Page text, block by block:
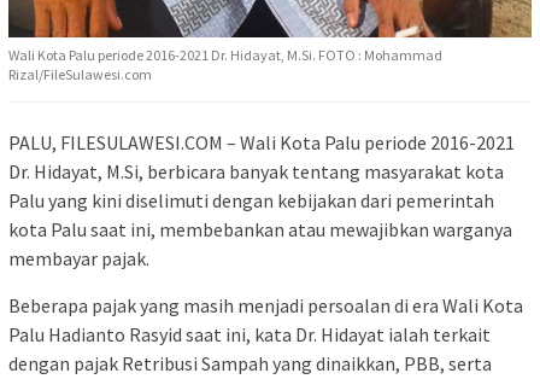
Wali Kota Palu periode 2016-2021 Dr. Hidayat, M.Si. FOTO : Mohammad
Rizal/FileSulawesi.com
PALU, FILESULAWESI.COM – Wali Kota Palu periode 2016-2021
Dr. Hidayat, M.Si, berbicara banyak tentang masyarakat kota
Palu yang kini diselimuti dengan kebijakan dari pemerintah
kota Palu saat ini, membebankan atau mewajibkan warganya
membayar pajak.
Beberapa pajak yang masih menjadi persoalan di era Wali Kota
Palu Hadianto Rasyid saat ini, kata Dr. Hidayat ialah terkait
dengan pajak Retribusi Sampah yang dinaikkan, PBB, serta